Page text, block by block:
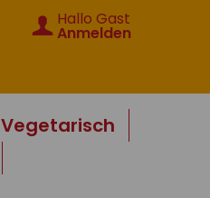
Hallo Gast
Anmelden
Vegetarisch